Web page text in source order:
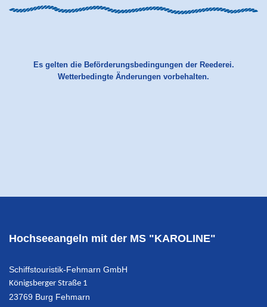
Es gelten die Beförderungsbedingungen der Reederei.
Wetterbedingte Änderungen vorbehalten.
Hochseeangeln mit der MS "KAROLINE"
Schiffstouristik-Fehmarn GmbH
Königsberger Straße 1
23769 Burg Fehmarn